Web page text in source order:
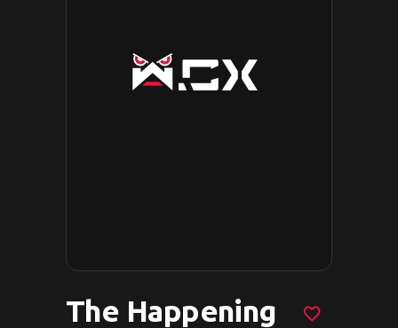
The Happening favorite_border